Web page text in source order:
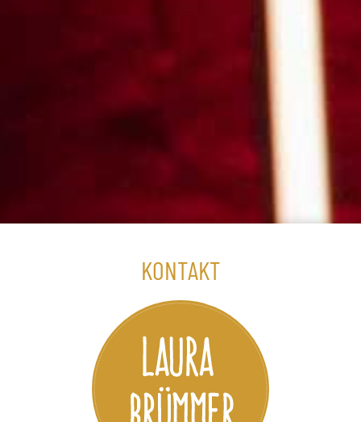
KONTAKT